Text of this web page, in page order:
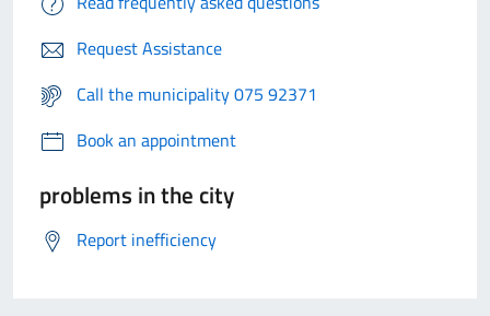
Request Assistance
Call the municipality 075 92371
Book an appointment
problems in the city
Report inefficiency